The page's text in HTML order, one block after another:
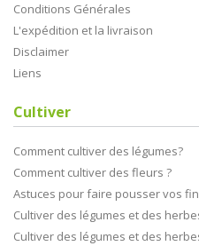
Conditions Générales
L'expédition et la livraison
Disclaimer
Liens
Cultiver
Comment cultiver des légumes?
Comment cultiver des fleurs ?
Astuces pour faire pousser vos
Cultiver des légumes et des
Cultiver des légumes et des